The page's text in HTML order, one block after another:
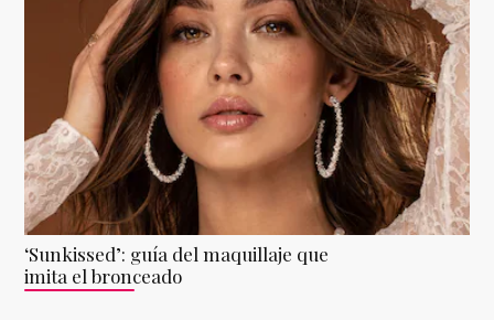
‘Sunkissed’: guía del maquillaje que
imita el bronceado